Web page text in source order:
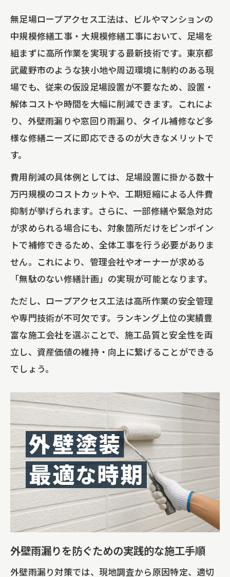
無足場ロープアクセス工法は、ビルやマンションの
中規模修繕工事・大規模修繕工事において、足場を
組まずに高所作業を実現する最新技術です。東京都
武蔵野市のような狭小地や周辺環境に制約のある現
場でも、従来の仮設足場設置が不要なため、設置・
解体コストや時間を大幅に削減できます。これによ
り、外壁雨漏りや窓回り雨漏り、タイル補修など多
様な修繕ニーズに即応できるのが大きなメリットで
す。
費用削減の具体例としては、足場設置に掛かる数十
万円規模のコストカットや、工期短縮による人件費
抑制が挙げられます。さらに、一部修繕や緊急対応
が求められる場合にも、対象箇所だけをピンポイン
トで補修できるため、全体工事を行う必要がありま
せん。これにより、管理会社やオーナーが求める
「無駄のない修繕計画」の実現が可能となります。
ただし、ロープアクセス工法は高所作業の安全管理
や専門技術が不可欠です。ランキング上位の実績豊
富な施工会社を選ぶことで、施工品質と安全性を両
立し、資産価値の維持・向上に繋げることができる
でしょう。
外壁雨漏りを防ぐための実践的な施工手順
外壁雨漏り対策では、現地調査から原因特定、適切